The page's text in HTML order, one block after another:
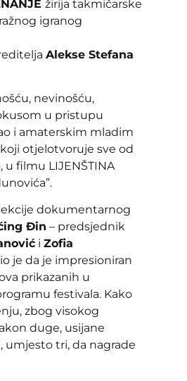
žirija takmičarske
igranog
Alekse Stefana
nevinošću,
u pristupu
i amaterskim mladim
otjelotvoruje sve od
filmu LIJENŠTINA
dokumentarnog
Đin – predsjednik
i Zofia
je da je impresioniran
prikazanih u
festivala. Kako
zbog visokog
duge, usijane
umjesto tri, da nagrade